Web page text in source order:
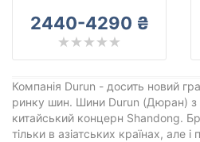
2440-4290 ₴
Компанія Durun - досить новий
ринку шин. Шини Durun (Дюран) з
китайський концерн Shandong.
тільки в азіатських країнах, але